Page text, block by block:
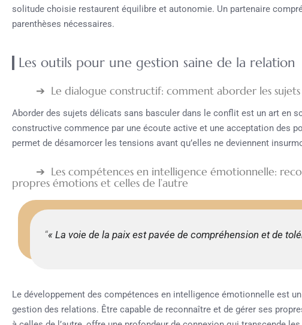
solitude choisie restaurent équilibre et autonomie. Un partenaire
parenthèses nécessaires.
Les outils pour une gestion saine de la relation
Le dialogue constructif: comment aborder les
Aborder des sujets délicats sans basculer dans le conflit est un art en
constructive commence par une écoute active et une acceptation des
permet de désamorcer les tensions avant qu’elles ne deviennent
Les compétences en intelligence émotionnelle:
propres émotions et celles de l’autre
« La voie de la paix est pavée de compréhension et de
Le développement des compétences en intelligence émotionnelle est
gestion des relations. Être capable de reconnaître et de gérer ses